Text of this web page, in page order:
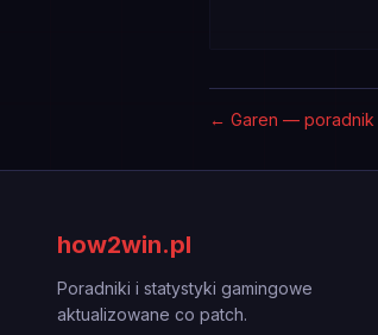
← Garen — poradnik
how2win.pl
Poradniki i statystyki gamingowe
aktualizowane co patch.